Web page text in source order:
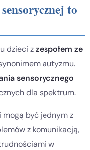
to
dzieci zzespołem ze
autyzmu.
sensorycznego
dla spektrum.
mogą być jednym z
z komunikacją,
w